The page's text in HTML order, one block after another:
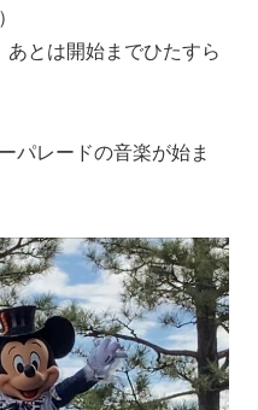
とは開始までひたすら
パレードの音楽が始ま